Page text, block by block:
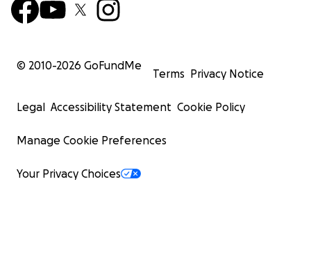
© 2010-2026 GoFundMe
Terms Privacy Notice
Legal Accessibility Statement Cookie Policy
Manage Cookie Preferences
Your Privacy Choices